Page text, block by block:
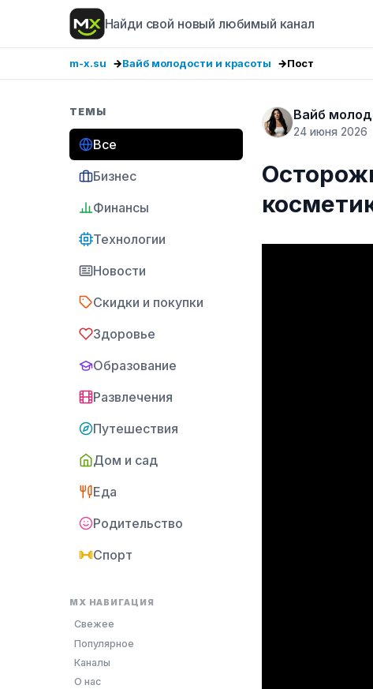
Найди свой новый любимый канал
m-x.su Вайб молодости и красоты Пост
ТЕМЫ
Все
Бизнес
Финансы
Технологии
Новости
Скидки и покупки
Здоровье
Образование
Развлечения
Путешествия
Дом и сад
Еда
Родительство
Спорт
MX НАВИГАЦИЯ
Свежее
Популярное
Каналы
О нас
Вайб
24 июня 2026